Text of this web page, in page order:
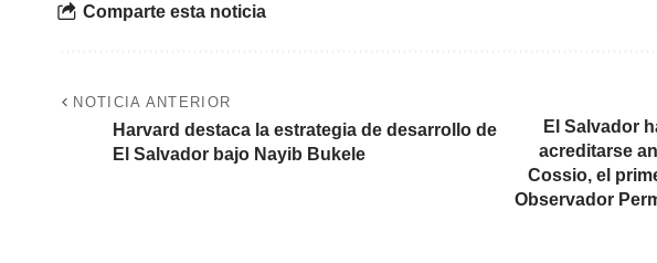
Comparte esta noticia
NOTICIA ANTERIOR
Harvard destaca la estrategia de desarrollo de
El Salvador bajo Nayib Bukele
El Salvador
acreditarse
Cossio, el
Observador